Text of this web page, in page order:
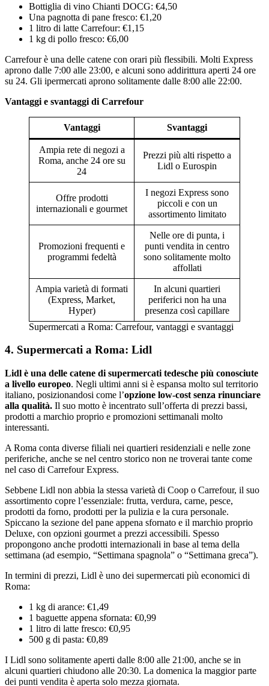
Bottiglia di vino Chianti DOCG: €4,50
Una pagnotta di pane fresco: €1,20
1 litro di latte Carrefour: €1,15
1 kg di pollo fresco: €6,00
Carrefour è una delle catene con orari più flessibili. Molti Express
aprono dalle 7:00 alle 23:00, e alcuni sono addirittura aperti 24 ore
su 24. Gli ipermercati aprono solitamente dalle 8:00 alle 22:00.
Vantaggi e svantaggi di Carrefour
Vantaggi Svantaggi
Ampia rete di negozi a
Roma, anche 24 ore su
24
Prezzi più alti rispetto a
Lidl o Eurospin
Offre prodotti
internazionali e gourmet
I negozi Express sono
piccoli e con un
assortimento limitato
Promozioni frequenti e
programmi fedeltà
Nelle ore di punta, i
punti vendita in centro
sono solitamente molto
affollati
Ampia varietà di formati
(Express, Market,
Hyper)
In alcuni quartieri
periferici non ha una
presenza così capillare
Supermercati a Roma: Carrefour, vantaggi e svantaggi
4. Supermercati a Roma: Lidl
Lidl è una delle catene di supermercati tedesche più conosciute
a livello europeo. Negli ultimi anni si è espansa molto sul territorio
italiano, posizionandosi come l’opzione low-cost senza rinunciare
alla qualità. Il suo motto è incentrato sull’offerta di prezzi bassi,
prodotti a marchio proprio e promozioni settimanali molto
interessanti.
A Roma conta diverse filiali nei quartieri residenziali e nelle zone
periferiche, anche se nel centro storico non ne troverai tante come
nel caso di Carrefour Express.
Sebbene Lidl non abbia la stessa varietà di Coop o Carrefour, il suo
assortimento copre l’essenziale: frutta, verdura, carne, pesce,
prodotti da forno, prodotti per la pulizia e la cura personale.
Spiccano la sezione del pane appena sfornato e il marchio proprio
Deluxe, con opzioni gourmet a prezzi accessibili. Spesso
propongono anche prodotti internazionali in base al tema della
settimana (ad esempio, “Settimana spagnola” o “Settimana greca”).
In termini di prezzi, Lidl è uno dei supermercati più economici di
Roma:
1 kg di arance: €1,49
1 baguette appena sfornata: €0,99
1 litro di latte fresco: €0,95
500 g di pasta: €0,89
I Lidl sono solitamente aperti dalle 8:00 alle 21:00, anche se in
alcuni quartieri chiudono alle 20:30. La domenica la maggior parte
dei punti vendita è aperta solo mezza giornata.